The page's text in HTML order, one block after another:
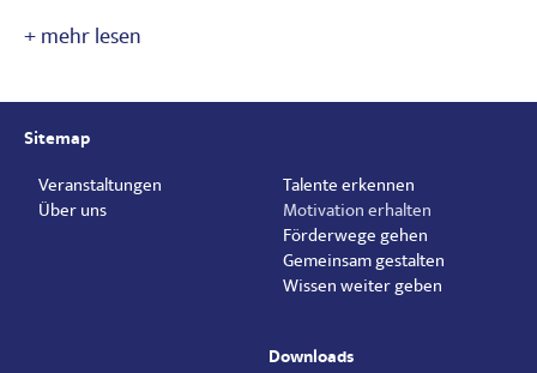
Sitemap
Veranstaltungen
Über uns
Talente erkennen
Motivation erhalten
Förderwege gehen
Gemeinsam gestalten
Wissen weiter geben
Downloads